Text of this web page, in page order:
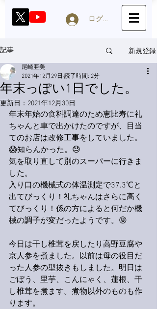
ログイン
記事 新規登録
年末っぽい1日でした。
尾崎亜美
2021年12月29日 読了時間: 2分
更新日： 2021年12月30日
年末年始の食料調達のため恵比寿に礼
ちゃんと車で出かけたのですが、目当
てのお店は改修工事をしていました。
😱知らんかった。😓
気を取り直して別のスーパーに行きま
した。
入り口の機械式の体温測定で37.3℃と
出てびっくり！礼ちゃんはさらに高く
てびっくり！係の方によると何だか機
械の調子が変だったようです。😝
今日は干し椎茸を戻したり高野豆腐や
京人参を煮ました。以前は母の役目だ
った人参の型抜きもしました。明日は
ごぼう、里芋、こんにゃく、蓮根、干
し椎茸を煮ます。煮物以外のものも作
ります。